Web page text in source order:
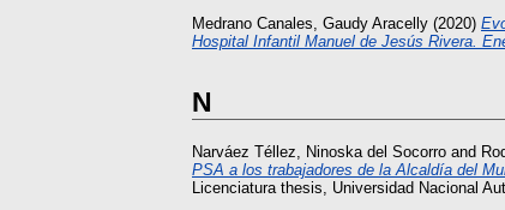
Medrano Canales, Gaudy Aracelly (2020)
Hospital Infantil Manuel de Jesús Rivera.
N
Narváez Téllez, Ninoska del Socorro and
PSA a los trabajadores de la Alcaldía del
Licenciatura thesis, Universidad Nacional